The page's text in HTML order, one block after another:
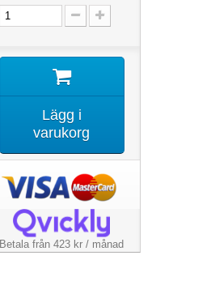
Lägg i
varukorg
Betala från 423 kr / månad